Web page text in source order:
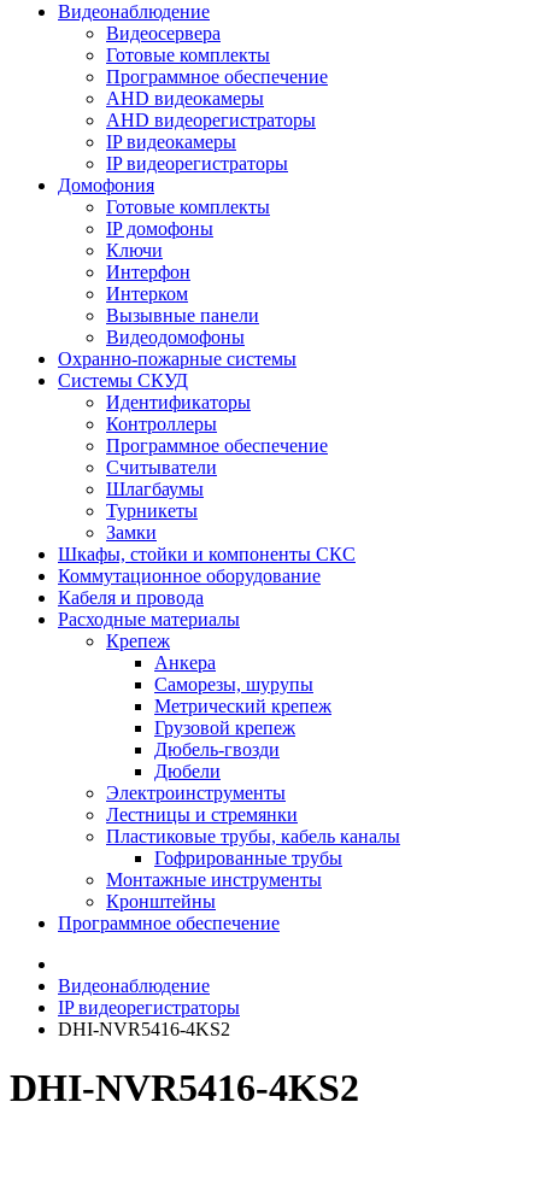
Видеонаблюдение
Видеосервера
Готовые комплекты
Программное обеспечение
AHD видеокамеры
AHD видеорегистраторы
IP видеокамеры
IP видеорегистраторы
Домофония
Готовые комплекты
IP домофоны
Ключи
Интерфон
Интерком
Вызывные панели
Видеодомофоны
Охранно-пожарные системы
Системы СКУД
Идентификаторы
Контроллеры
Программное обеспечение
Считыватели
Шлагбаумы
Турникеты
Замки
Шкафы, стойки и компоненты СКС
Коммутационное оборудование
Кабеля и провода
Расходные материалы
Крепеж
Анкера
Саморезы, шурупы
Метрический крепеж
Грузовой крепеж
Дюбель-гвозди
Дюбели
Электроинструменты
Лестницы и стремянки
Пластиковые трубы, кабель каналы
Гофрированные трубы
Монтажные инструменты
Кронштейны
Программное обеспечение
Видеонаблюдение
IP видеорегистраторы
DHI-NVR5416-4KS2
DHI-NVR5416-4KS2